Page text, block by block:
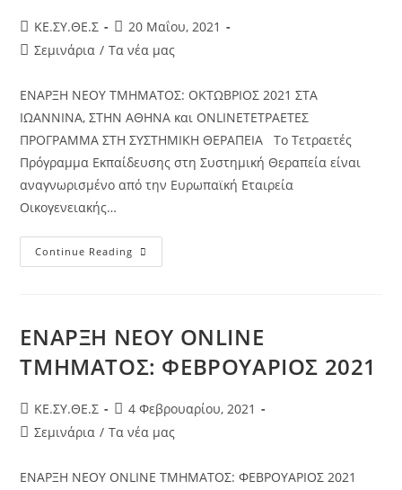
KE.ΣΥ.ΘΕ.Σ
20 Μαΐου, 2021
Σεμινάρια / Τα νέα μας
ΕΝΑΡΞΗ ΝΕΟΥ ΤΜΗΜΑΤΟΣ: ΟΚΤΩΒΡΙΟΣ 2021 ΣΤΑ
ΙΩΑΝΝΙΝΑ, ΣΤΗΝ ΑΘΗΝΑ και ONLINEΤΕΤΡΑΕΤΕΣ
ΠΡΟΓΡΑΜΜΑ ΣΤΗ ΣΥΣΤΗΜΙΚΗ ΘΕΡΑΠΕΙΑ Το Τετραετές
Πρόγραμμα Εκπαίδευσης στη Συστημική Θεραπεία είναι
αναγνωρισμένο από την Ευρωπαϊκή Εταιρεία
Οικογενειακής…
Continue Reading
ΕΝΑΡΞΗ ΝΕΟΥ ONLINE
ΤΜΗΜΑΤΟΣ: ΦΕΒΡΟΥΑΡΙΟΣ 2021
KE.ΣΥ.ΘΕ.Σ
4 Φεβρουαρίου, 2021
Σεμινάρια / Τα νέα μας
ΕΝΑΡΞΗ ΝΕΟΥ ONLINE ΤΜΗΜΑΤΟΣ: ΦΕΒΡΟΥΑΡΙΟΣ 2021